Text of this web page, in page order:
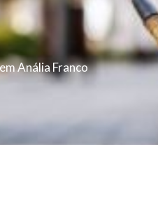
Anália Franco